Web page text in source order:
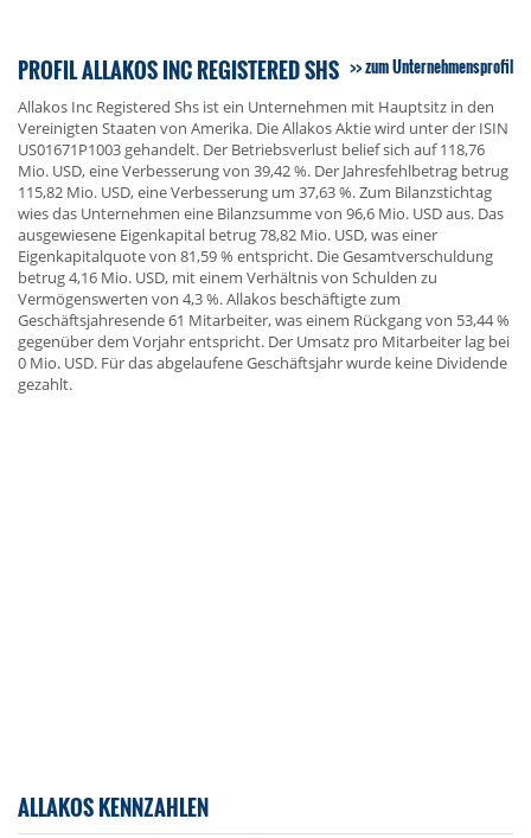
PROFIL ALLAKOS INC REGISTERED SHS zum Unternehmensprofil
Allakos Inc Registered Shs ist ein Unternehmen mit Hauptsitz in den
Vereinigten Staaten von Amerika. Die Allakos Aktie wird unter der ISIN
US01671P1003 gehandelt. Der Betriebsverlust belief sich auf 118,76
Mio. USD, eine Verbesserung von 39,42 %. Der Jahresfehlbetrag betrug
115,82 Mio. USD, eine Verbesserung um 37,63 %. Zum Bilanzstichtag
wies das Unternehmen eine Bilanzsumme von 96,6 Mio. USD aus. Das
ausgewiesene Eigenkapital betrug 78,82 Mio. USD, was einer
Eigenkapitalquote von 81,59 % entspricht. Die Gesamtverschuldung
betrug 4,16 Mio. USD, mit einem Verhältnis von Schulden zu
Vermögenswerten von 4,3 %. Allakos beschäftigte zum
Geschäftsjahresende 61 Mitarbeiter, was einem Rückgang von 53,44 %
gegenüber dem Vorjahr entspricht. Der Umsatz pro Mitarbeiter lag bei
0 Mio. USD. Für das abgelaufene Geschäftsjahr wurde keine Dividende
gezahlt.
ALLAKOS KENNZAHLEN